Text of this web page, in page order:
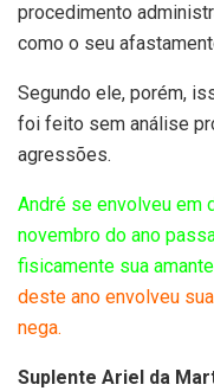
procedimento
como o seu
Segundo ele, porém,
foi feito sem análise
agressões.
André se envolveu em
novembro do ano
fisicamente sua
deste ano envolveu
nega.
Suplente Ariel da